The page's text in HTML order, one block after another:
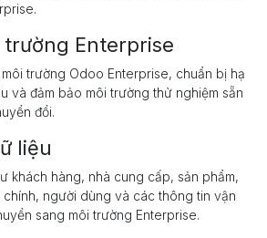
Enterprise
trường Odoo Enterprise, chuẩn bị hạ
và đảm bảo môi trường thử nghiệm sẵn
đổi.
liệu
khách hàng, nhà cung cấp, sản phẩm,
chính, người dùng và các thông tin vận
sang môi trường Enterprise.